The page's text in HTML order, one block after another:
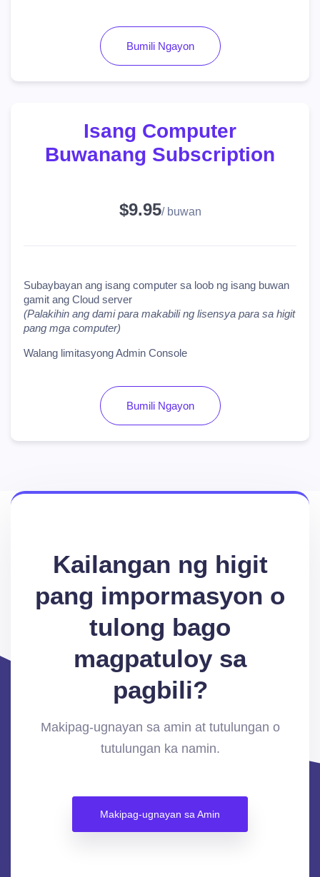
Bumili Ngayon
Isang Computer
Buwanang Subscription
$9.95/ buwan
Subaybayan ang isang computer sa loob ng isang buwan
gamit ang Cloud server
(Palakihin ang dami para makabili ng lisensya para sa higit
pang mga computer)
Walang limitasyong Admin Console
Bumili Ngayon
Kailangan ng higit
pang impormasyon o
tulong bago
magpatuloy sa
pagbili?
Makipag-ugnayan sa amin at tutulungan o
tutulungan ka namin.
Makipag-ugnayan sa Amin